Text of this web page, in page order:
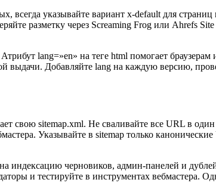
всегда указывайте вариант x-default для
разметку через Screaming Frog или Ahrefs
lang=»en» на теге html помогает
выдачи. Добавляйте lang на каждую версию,
свою sitemap.xml. Не сваливайте все URL в
Указывайте в sitemap только
индексацию черновиков, админ-панелей и
и тестируйте в инструментах вебмастера.